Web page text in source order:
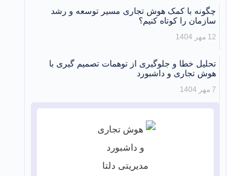
چگونه با کمک هوش تجاری مسیر توسعه و رشد
سازمان را کوتاه کنیم؟
12 مهر 1404
تحلیل خطا و جلوگیری از توهمات تصمیم گیری با
هوش تجاری و داشبورد
7 مهر 1404